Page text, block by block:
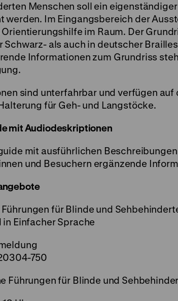
Menschen soll ein
werden. Im Eingangsbereich der
im Raum. Der
Schwarz- als auch in deutscher
Informationen zum Grundriss
sind unterfahrbar und verfügen auf
für Geh- und Langstöcke.
mit Audiodeskriptionen
mit ausführlichen
und Besuchern ergänzende
für Blinde und
in Einfacher Sprache
750
Führungen für Blinde und